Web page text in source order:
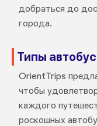
добраться до
города.
Типы
OrientTrips
чтобы
каждого
роскошных